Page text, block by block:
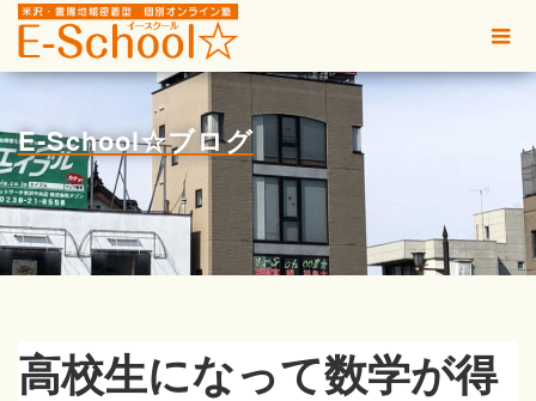
E-School☆ブログ
高校生になって数学が得